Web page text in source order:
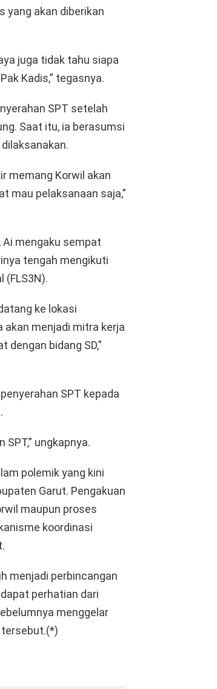
yang akan diberikan
juga tidak tahu siapa
Kadis,” tegasnya.
SPT setelah
Saat itu, ia berasumsi
memang Korwil akan
mau pelaksanaan saja,”
Ai mengaku sempat
tengah mengikuti
(FLS3N).
ke lokasi
akan menjadi mitra kerja
dengan bidang SD,”
SPT kepada
ungkapnya.
polemik yang kini
Garut. Pengakuan
maupun proses
koordinasi
menjadi perbincangan
perhatian dari
menggelar